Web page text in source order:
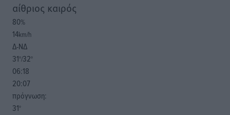
αίθριος καιρός
80%
14km/h
Δ-ΝΔ
31°/32°
06:18
20:07
πρόγνωση:
31°